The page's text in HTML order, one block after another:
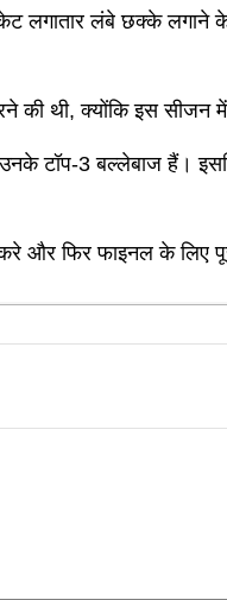
लगातार लंबे छक्के लगाने
की थी, क्योंकि इस
टॉप-3 बल्लेबाज हैं।
और फिर फाइनल के लिए